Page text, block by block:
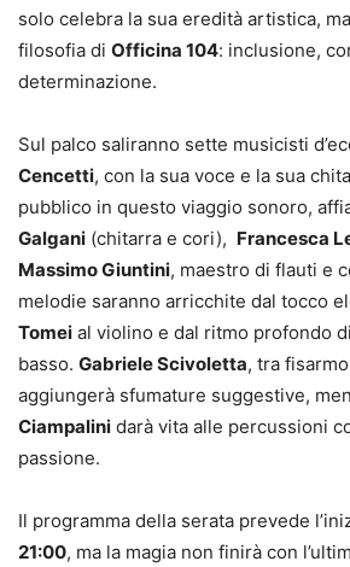
solo celebra la sua eredità artistica,
filosofia di Officina 104: inclusione,
determinazione.
Sul palco saliranno sette musicisti
Cencetti, con la sua voce e la sua
pubblico in questo viaggio sonoro,
Galgani (chitarra e cori), Francesca
Massimo Giuntini, maestro di flauti e
melodie saranno arricchite dal tocco
Tomei al violino e dal ritmo profondo di
basso. Gabriele Scivoletta, tra
aggiungerà sfumature suggestive,
Ciampalini darà vita alle percussioni
passione.
Il programma della serata prevede
21:00, ma la magia non finirà con